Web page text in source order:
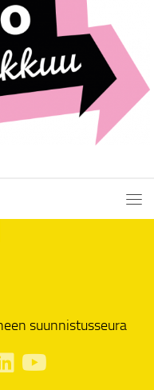
suunnistusseura